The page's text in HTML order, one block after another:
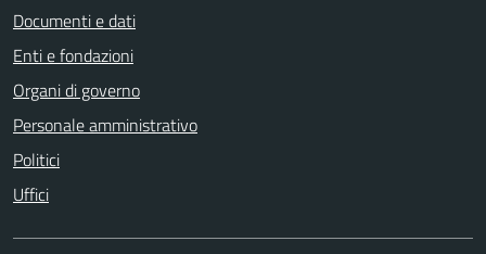
Documenti e dati
Enti e fondazioni
Organi di governo
Personale amministrativo
Politici
Uffici